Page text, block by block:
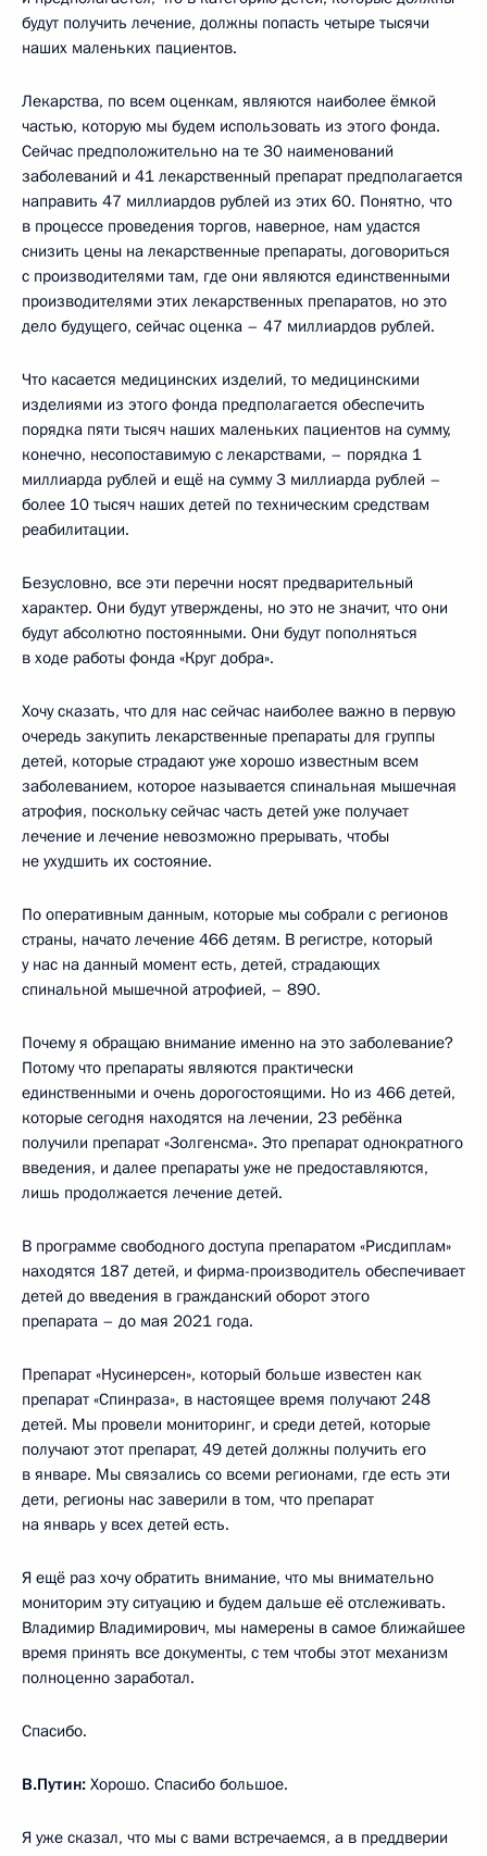
будут получить лечение, должны попасть четыре тысячи
наших маленьких пациентов.
Лекарства, по всем оценкам, являются наиболее ёмкой
частью, которую мы будем использовать из этого фонда.
Сейчас предположительно на те 30 наименований
заболеваний и 41 лекарственный препарат предполагается
направить 47 миллиардов рублей из этих 60. Понятно, что
в процессе проведения торгов, наверное, нам удастся
снизить цены на лекарственные препараты, договориться
с производителями там, где они являются единственными
производителями этих лекарственных препаратов, но это
дело будущего, сейчас оценка – 47 миллиардов рублей.
Что касается медицинских изделий, то медицинскими
изделиями из этого фонда предполагается обеспечить
порядка пяти тысяч наших маленьких пациентов на сумму,
конечно, несопоставимую с лекарствами, – порядка 1
миллиарда рублей и ещё на сумму 3 миллиарда рублей –
более 10 тысяч наших детей по техническим средствам
реабилитации.
Безусловно, все эти перечни носят предварительный
характер. Они будут утверждены, но это не значит, что они
будут абсолютно постоянными. Они будут пополняться
в ходе работы фонда «Круг добра».
Хочу сказать, что для нас сейчас наиболее важно в первую
очередь закупить лекарственные препараты для группы
детей, которые страдают уже хорошо известным всем
заболеванием, которое называется спинальная мышечная
атрофия, поскольку сейчас часть детей уже получает
лечение и лечение невозможно прерывать, чтобы
не ухудшить их состояние.
По оперативным данным, которые мы собрали с регионов
страны, начато лечение 466 детям. В регистре, который
у нас на данный момент есть, детей, страдающих
спинальной мышечной атрофией, – 890.
Почему я обращаю внимание именно на это заболевание?
Потому что препараты являются практически
единственными и очень дорогостоящими. Но из 466 детей,
которые сегодня находятся на лечении, 23 ребёнка
получили препарат «Золгенсма». Это препарат однократного
введения, и далее препараты уже не предоставляются,
лишь продолжается лечение детей.
В программе свободного доступа препаратом «Рисдиплам»
находятся 187 детей, и фирма-производитель обеспечивает
детей до введения в гражданский оборот этого
препарата – до мая 2021 года.
Препарат «Нусинерсен», который больше известен как
препарат «Спинраза», в настоящее время получают 248
детей. Мы провели мониторинг, и среди детей, которые
получают этот препарат, 49 детей должны получить его
в январе. Мы связались со всеми регионами, где есть эти
дети, регионы нас заверили в том, что препарат
на январь у всех детей есть.
Я ещё раз хочу обратить внимание, что мы внимательно
мониторим эту ситуацию и будем дальше её отслеживать.
Владимир Владимирович, мы намерены в самое ближайшее
время принять все документы, с тем чтобы этот механизм
полноценно заработал.
Спасибо.
В.Путин: Хорошо. Спасибо большое.
Я уже сказал, что мы с вами встречаемся, а в преддверии